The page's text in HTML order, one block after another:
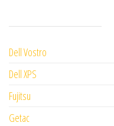
Dell Vostro
Dell XPS
Fujitsu
Getac